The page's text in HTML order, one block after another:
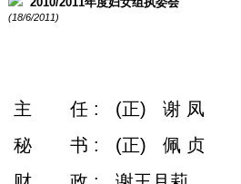
(18/6/2011)
主 任 : (正) 谢 凤 (
秘 书 : (正) 佩 贞 (